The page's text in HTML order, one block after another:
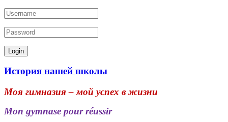
История нашей школы
Моя гимназия – мой успех в жизни
Mon gymnase pour réussir